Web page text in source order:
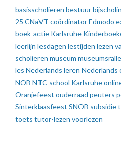
basisscholieren bestuur
25 CNaVT coördinatorEdmodo
boek-actie Karlsruhe
leerlijn lesdagen lestijden lezen
scholieren museum
les Nederlands leren Nederlands
NOB NTC-school Karlsruhe
Oranjefeest ouderraad peuters
Sinterklaasfeest SNOB subsidie
toets tutor-lezen voorlezen